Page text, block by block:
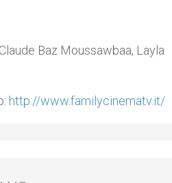
Baz Moussawbaa, Layla
http://www.familycinematv.it/